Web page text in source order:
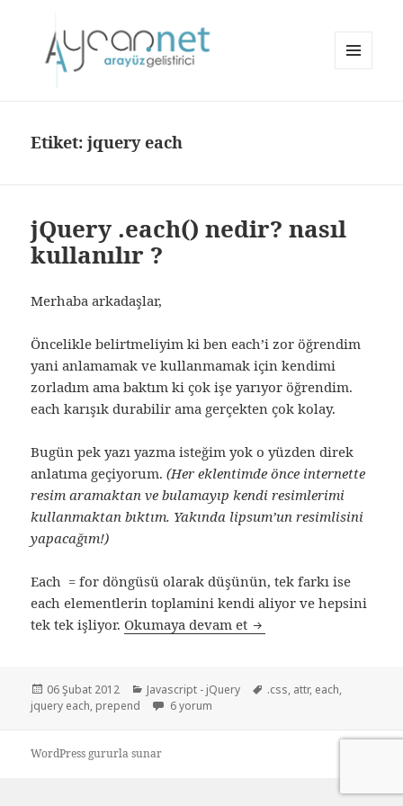
Etiket:jquery each
jQuery .each() nedir? nasıl
kullanılır ?
Merhaba arkadaşlar,
Öncelikle belirtmeliyim ki ben each’i zor öğrendim
yani anlamamak ve kullanmamak için kendimi
zorladım ama baktım ki çok işe yarıyor öğrendim.
each karışık durabilir ama gerçekten çok kolay.
Bugün pek yazı yazma isteğim yok o yüzden direk
anlatıma geçiyorum. (Her eklentimde önce internette
resim aramaktan ve bulamayıp kendi resimlerimi
kullanmaktan bıktım. Yakında lipsum’un resimlisini
yapacağım!)
Each = for döngüsü olarak düşünün, tek farkı ise
each elementlerin toplamini kendi aliyor ve hepsini
tek tek işliyor.Okumaya devam et jQuery .each() nedir?
Yayın
tarihi
06 Şubat 2012 Kategoriler
Javascript - jQuery Etiketler
.css, attr, each,
jquery each, prepend jQuery .each() nedir? nasıl kullanılır ? için
6 yorum
WordPress gururla sunar